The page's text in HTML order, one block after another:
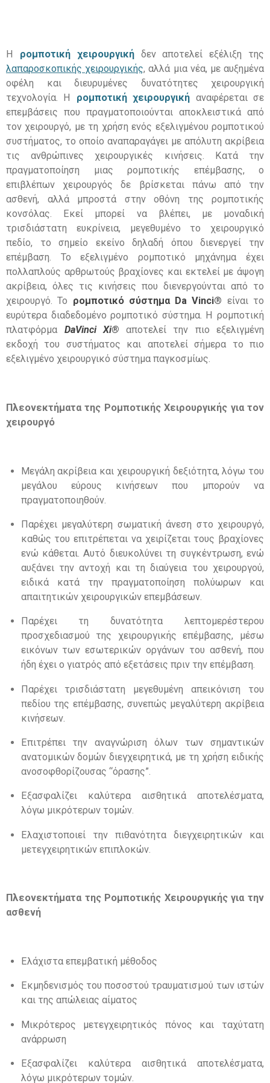
Η ρομποτική χειρουργικήδεν αποτελεί εξέλιξη της
λαπαροσκοπικής χειρουργικής,αλλά μια νέα, με αυξημένα
οφέλη και διευρυμένες δυνατότητες χειρουργική
τεχνολογία. Η ρομποτική χειρουργική αναφέρεται σε
επεμβάσεις που πραγματοποιούνται αποκλειστικά από
τον χειρουργό, με τη χρήση ενός εξελιγμένου ρομποτικού
συστήματος, το οποίο αναπαραγάγει με απόλυτη ακρίβεια
τις ανθρώπινες χειρουργικές κινήσεις.
Κατά την
πραγματοποίηση μιας ρομποτικής επέμβασης, ο
επιβλέπων χειρουργός δε βρίσκεται πάνω από την
ασθενή, αλλά μπροστά στην οθόνη της ρομποτικής
κονσόλας. Εκεί μπορεί να βλέπει, με μοναδική
τρισδιάστατη ευκρίνεια, μεγεθυμένο το χειρουργικό
πεδίο, το σημείο εκείνο δηλαδή όπου διενεργεί την
επέμβαση. Το εξελιγμένο ρομποτικό μηχάνημα έχει
πολλαπλούς αρθρωτούς βραχίονες και εκτελεί με άψογη
ακρίβεια, όλες τις κινήσεις που διενεργούνται από το
χειρουργό.Το ρομποτικό σύστημα Da Vinci® είναι το
ευρύτερα διαδεδομένο ρομποτικό σύστημα. Η ρομποτική
πλατφόρμα DaVinci Xi® αποτελεί την πιο εξελιγμένη
εκδοχή του συστήματος και αποτελεί σήμερα το πιο
εξελιγμένο χειρουργικό σύστημα παγκοσμίως.
Πλεονεκτήματα της Ρομποτικής Χειρουργικής για τον
χειρουργό
Μεγάλη ακρίβεια και χειρουργική δεξιότητα,λόγω του
μεγάλου εύρους κινήσεων που μπορούν να
πραγματοποιηθούν.
Παρέχει μεγαλύτερη σωματική άνεση στο χειρουργό,
καθώς του επιτρέπεται να χειρίζεται τους βραχίονες
ενώ κάθεται.Αυτό διευκολύνει τη συγκέντρωση,ενώ
αυξάνει την αντοχή και τη διαύγεια του χειρουργού,
ειδικά κατά την πραγματοποίηση πολύωρων και
απαιτητικών χειρουργικών επεμβάσεων.
Παρέχει τη δυνατότητα λεπτομερέστερου
προσχεδιασμού της χειρουργικής επέμβασης, μέσω
εικόνων των εσωτερικών οργάνων του ασθενή,που
ήδη έχει ο γιατρός από εξετάσεις πριν την επέμβαση.
Παρέχει τρισδιάστατη μεγεθυμένη απεικόνιση του
πεδίου της επέμβασης, συνεπώς μεγαλύτερη ακρίβεια
κινήσεων.
Επιτρέπει την αναγνώριση όλων των σημαντικών
ανατομικών δομών διεγχειρητικά, με τη χρήση ειδικής
ανοσοφθορίζουσας “όρασης”.
Εξασφαλίζει καλύτερα αισθητικά αποτελέσματα,
λόγω μικρότερων τομών.
Ελαχιστοποιεί την πιθανότητα διεγχειρητικών και
μετεγχειρητικών επιπλοκών.
Πλεονεκτήματα της Ρομποτικής Χειρουργικής για την
ασθενή
Ελάχιστα επεμβατική μέθοδος
Εκμηδενισμός του ποσοστού τραυματισμού των ιστών
και της απώλειας αίματος
Μικρότερος μετεγχειρητικός πόνος και ταχύτατη
ανάρρωση
Εξασφαλίζει καλύτερα αισθητικά αποτελέσματα,
λόγω μικρότερων τομών.